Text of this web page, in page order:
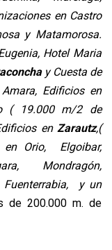
en Castro
y Matamorosa.
Hotel Maria
y Cuesta de
Edificios en
( 19.000 m/2 de
en Zarautz,(
en Orio, Elgoibar,
Mondragón,
y un
de 200.000 m. de